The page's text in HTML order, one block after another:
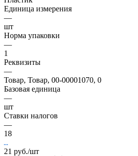
Единица измерения
—
шт
Норма упаковки
—
1
Реквизиты
—
Товар, Товар, 00-00001070, 0
Базовая единица
—
шт
Ставки налогов
—
18
21 руб./шт